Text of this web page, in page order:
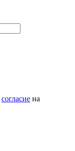
согласие на